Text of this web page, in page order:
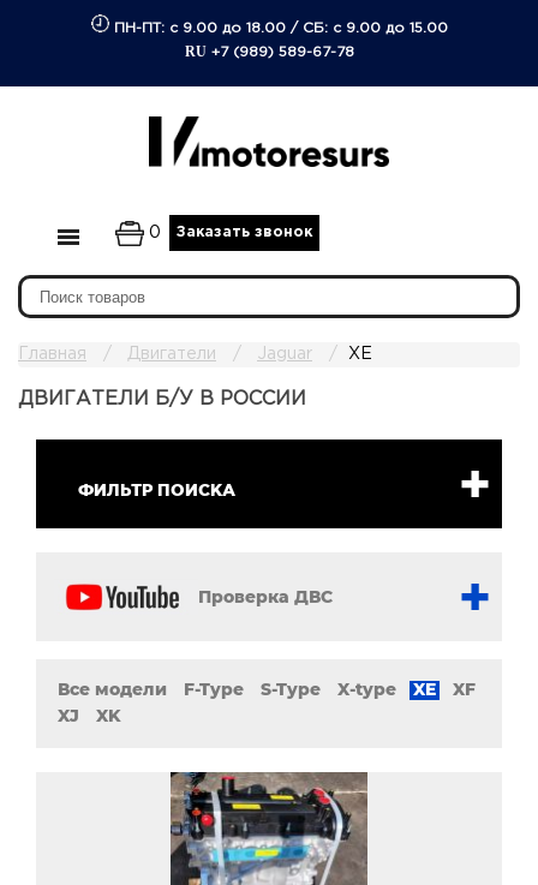
ПН-ПТ: с 9.00 до 18.00/ СБ: с 9.00 до 15.00
RU +7 (989) 589-67-78
0 Заказать звонок
Главная Двигатели Jaguar XE
ДВИГАТЕЛИ Б/У В РОССИИ
ФИЛЬТР ПОИСКА
Проверка ДВС
Все модели F-Type S-Type X-type XE
XF
XJ
XK